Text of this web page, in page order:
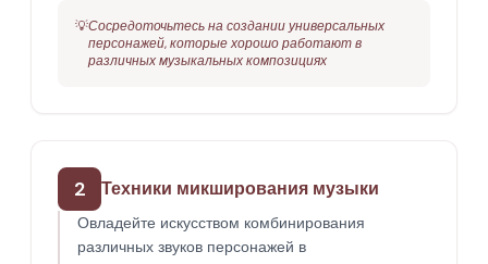
💡Сосредоточьтесь на создании универсальных
персонажей, которые хорошо работают в
различных музыкальных композициях
2 Техники микширования музыки
Овладейте искусством комбинирования
различных звуков персонажей в